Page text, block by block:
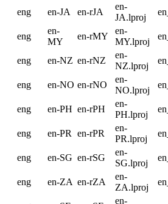
eng en-JA en-rJA
en-
JA.lproj
eng
en-
MY
en-rMY
en-
MY.lproj
eng en-NZ en-rNZ
en-
NZ.lproj
eng en-NO en-rNO
en-
NO.lproj
eng en-PH en-rPH
en-
PH.lproj
eng en-PR en-rPR
en-
PR.lproj
eng en-SG en-rSG
en-
SG.lproj
eng en-ZA en-rZA
en-
ZA.lproj
en-